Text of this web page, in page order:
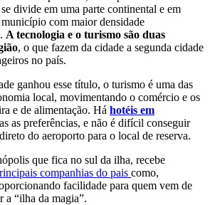
divide em uma parte continental e em
com maior densidade
A tecnologia e o turismo são duas
, o que fazem da cidade a segunda cidade
no país.
ganhou esse título, o turismo é uma das
local, movimentando o comércio e os
e de alimentação. Há hotéis em
as preferências, e não é difícil conseguir
do aeroporto para o local de reserva.
que fica no sul da ilha, recebe
companhias do pais como,
facilidade para quem vem de
a “ilha da magia”.